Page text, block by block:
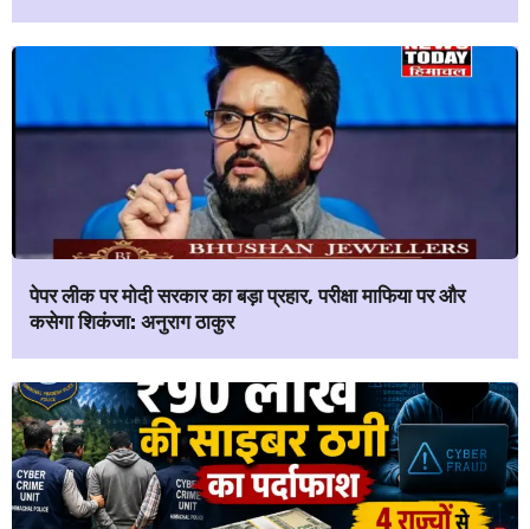
पेपर लीक पर मोदी सरकार का बड़ा प्रहार, परीक्षा माफिया पर और
कसेगा शिकंजा: अनुराग ठाकुर